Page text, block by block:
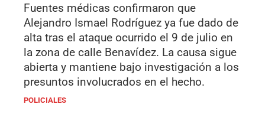
Fuentes médicas confirmaron que
Alejandro Ismael Rodríguez ya fue dado de
alta tras el ataque ocurrido el 9 de julio en
la zona de calle Benavídez. La causa sigue
abierta y mantiene bajo investigación a los
presuntos involucrados en el hecho.
POLICIALES